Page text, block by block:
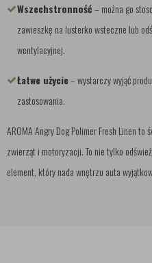
Wszechstronność– można go
zawieszkę na lusterko wsteczne lub
wentylacyjnej.
Łatwe użycie– wystarczy wyjąć
zastosowania.
AROMA Angry Dog Polimer Fresh Linen
zwierząt i motoryzacji. To nie tylko
element, który nada wnętrzu auta